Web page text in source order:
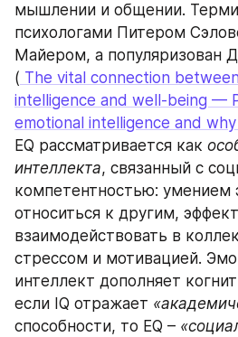
мышлении и общении.
психологами Питером
Майером, а популяризован
( The vital connection
intelligence and well-being —
emotional intelligence and
EQ рассматривается как
интеллекта, связанный с
компетентностью: умением
относиться к другим,
взаимодействовать в
стрессом и мотивацией.
интеллект дополняет
если IQ отражает
способности, то EQ –